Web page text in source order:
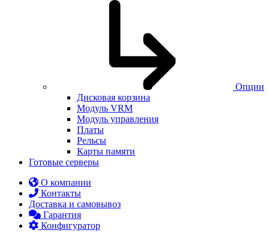
Опции
Дисковая корзина
Модуль VRM
Модуль управления
Платы
Рельсы
Карты памяти
Готовые серверы
О компании
Контакты
Доставка и самовывоз
Гарантия
Конфигуратор